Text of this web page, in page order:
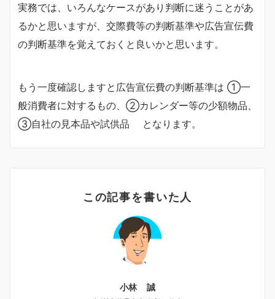
実務では、いろんなケースがあり判断に迷うことがあ
るかと思いますが、交際費等の判断基準や広告宣伝費
の判断基準を覚えておくと良いかと思います。
もう一度確認しますと広告宣伝費の判断基準は ①一
般消費者に対するもの、②カレンダー等の少額物品、
③自社の見本品や試供品 となります。
この記事を書いた人
小林 誠